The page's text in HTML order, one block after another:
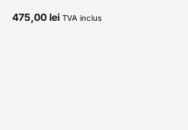
475,00 lei TVA inclus